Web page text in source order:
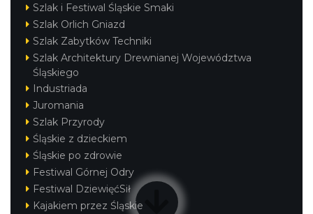
Szlak i Festiwal Śląskie Smaki
Szlak Orlich Gniazd
Szlak Zabytków Techniki
Szlak Architektury Drewnianej Województwa
Śląskiego
Industriada
Juromania
Szlak Przyrody
Śląskie z dzieckiem
Śląskie po zdrowie
Festiwal Górnej Odry
Festiwal DziewięćSił
Kajakiem przez Śląskie